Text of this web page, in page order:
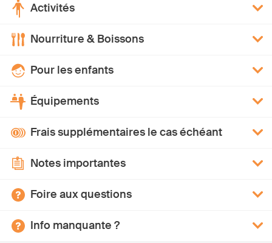
Activités
Nourriture & Boissons
Pour les enfants
Équipements
Frais supplémentaires le cas échéant
Notes importantes
Foire aux questions
Info manquante ?